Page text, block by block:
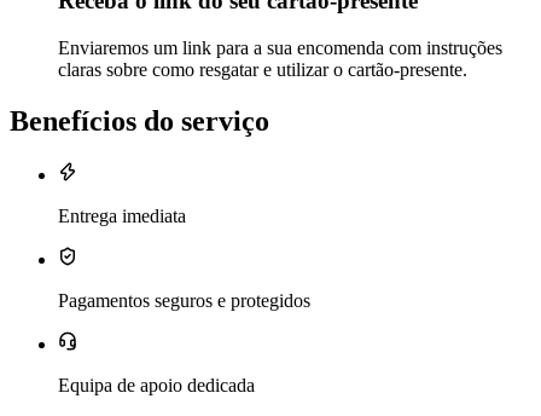
Enviaremos um link para a sua encomenda com instruções
claras sobre como resgatar e utilizar o cartão-presente.
Benefícios do serviço
Entrega imediata
Pagamentos seguros e protegidos
Equipa de apoio dedicada